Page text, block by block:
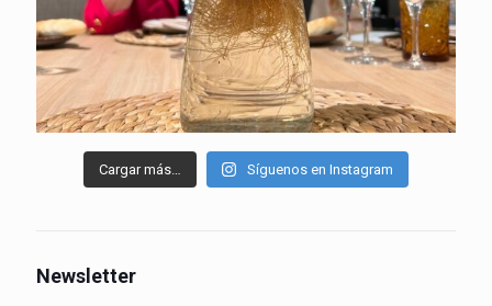
Cargar más… Síguenos en Instagram
Newsletter